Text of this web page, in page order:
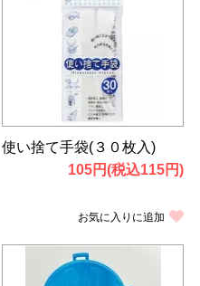
使い捨て手袋(３０枚入)
105円(税込115円)
お気に入りに追加